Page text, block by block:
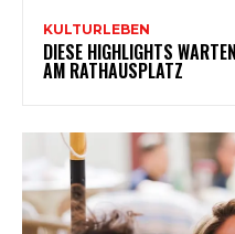
KULTURLEBEN
DIESE HIGHLIGHTS
AM RATHAUSPLATZ